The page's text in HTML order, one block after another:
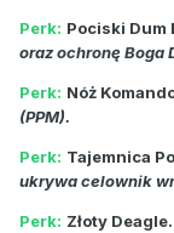
Perk: Pociski Dum
oraz ochronę Boga
Perk: Nóż
(PPM).
Perk: Tajemnica
ukrywa celownik
Perk: Złoty Deagle.